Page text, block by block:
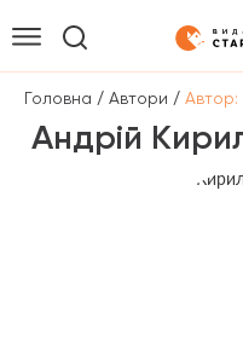
Головна / Автори / Автор:
Андрій